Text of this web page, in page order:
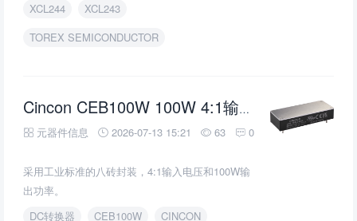
XCL244
XCL243
TOREX SEMICONDUCTOR
Cincon CEB100W 100W 4:1输入隔离 DC/DC
元器件信息 2026-07-13 15:21 63 0
采用工业标准的八砖封装，4:1输入电压和100W输
出功率。
DC转换器
CEB100W CINCON